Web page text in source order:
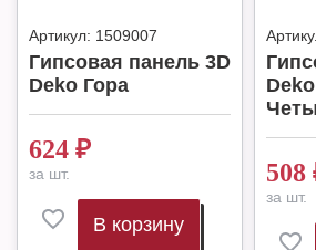
Артикул: 1509007
Гипсовая панель 3D
Deko Гора
624 ₽
за шт.
В корзину
Deko
508
за шт.